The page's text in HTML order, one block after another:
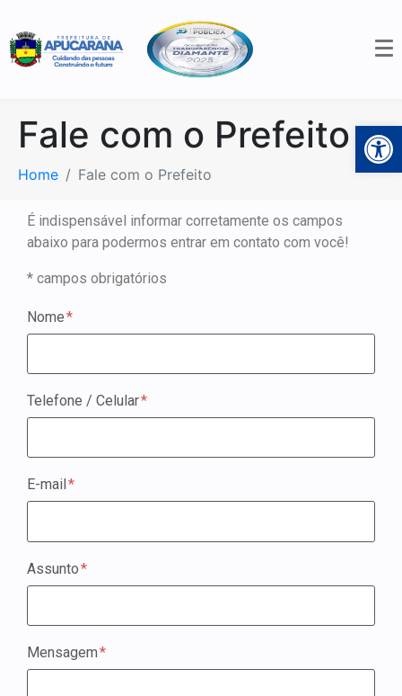
Fale com o Prefeito
Home Fale com o Prefeito
É indispensável informar corretamente os campos
abaixo para podermos entrar em contato com você!
* campos obrigatórios
Nome
Telefone / Celular
E-mail
Assunto
Mensagem